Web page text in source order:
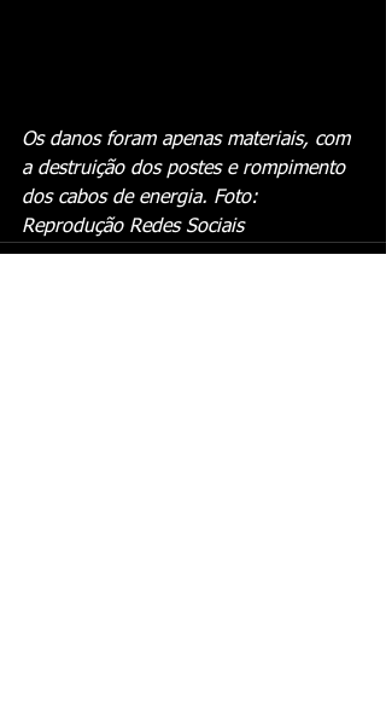
Os danos foram apenas materiais, com
a destruição dos postes e rompimento
dos cabos de energia. Foto:
Reprodução Redes Sociais